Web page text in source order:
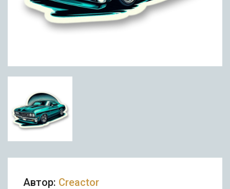
Автор: Creactor